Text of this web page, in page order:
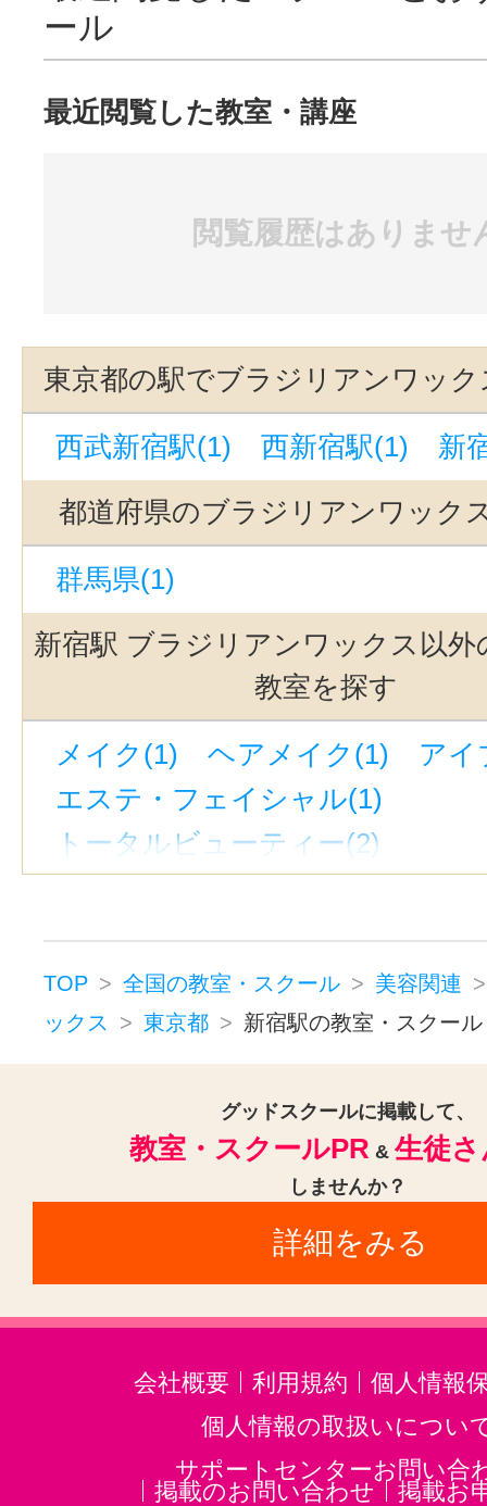
ール
最近閲覧した教室・講座
閲覧履歴はありませ
東京都の駅でブラジリアンワッ
西武新宿駅(1) 西新宿駅(1)
新
都道府県のブラジリアンワック
群馬県(1)
新宿駅 ブラジリアンワックス以外
教室を探す
メイク(1) ヘアメイク(1)
アイ
エステ・フェイシャル(1)
トータルビューティー(2)
脱毛(1)
TOP 全国の教室・スクール
美容関連
ックス
東京都 新宿駅の教室・スクール
グッドスクールに掲載して、
教室・スクールPR & 生徒
しませんか？
詳細をみる
会社概要 利用規約
個人情報
個人情報の取扱いについ
サポートセンターお問い合
掲載のお問い合わせ
掲載お